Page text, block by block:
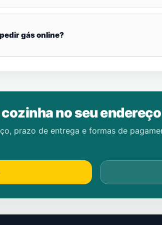
gás online?
no seu endereço
prazo de entrega e formas de